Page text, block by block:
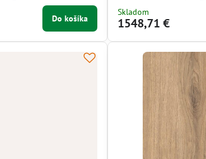
Do košíka
Skladom
1548,71 €